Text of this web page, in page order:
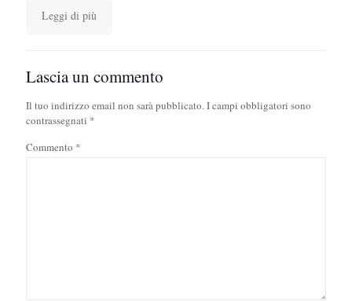
Leggi di più
Lascia un commento
Il tuo indirizzo email non sarà pubblicato.I campi obbligatori sono
contrassegnati *
Commento *